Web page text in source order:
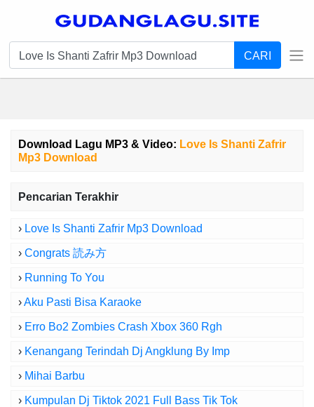
CARI
Download Lagu MP3 & Video: Love Is Shanti Zafrir
Mp3 Download
Pencarian Terakhir
› Love Is Shanti Zafrir Mp3 Download
› Congrats 読み方
› Running To You
›Aku Pasti Bisa Karaoke
› Erro Bo2 Zombies Crash Xbox 360 Rgh
› Kenangang Terindah Dj Angklung By Imp
› Mihai Barbu
› Kumpulan Dj Tiktok 2021 Full Bass Tik Tok